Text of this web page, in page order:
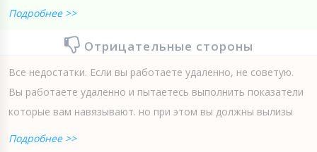
Подробнее >>
Отрицательные стороны
Все недостатки. Если вы работаете удаленно, не советую.
Вы работаете удаленно и пытаетесь выполнить показатели
которые вам навязывают. но при этом вы должны вылизы
Подробнее >>